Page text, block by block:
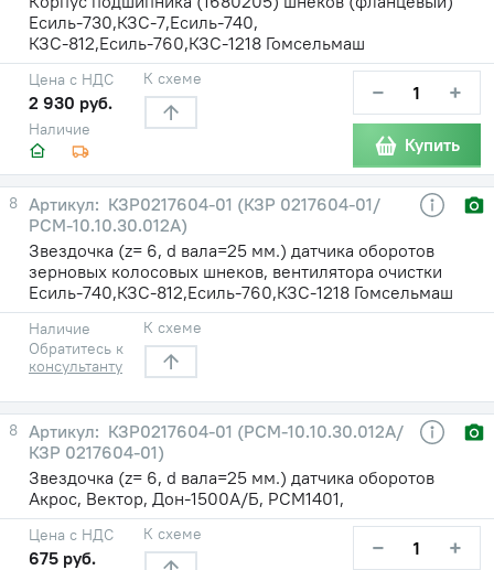
Есиль-730,КЗС-7,Есиль-740,
КЗС-812,Есиль-760,КЗС-1218 Гомсельмаш
Наличие
Цена с НДС
2 930 руб.
К схеме − +
Купить
8
КЗР0217604-01 (КЗР 0217604-01/
РСМ-10.10.30.012А)
Звездочка (z= 6, d вала=25 мм.) датчика оборотов
зерновых колосовых шнеков, вентилятора очистки
Есиль-740,КЗС-812,Есиль-760,КЗС-1218 Гомсельмаш
Наличие
Обратитесь к
консультанту
К схеме
8
КЗР0217604-01 (РСМ-10.10.30.012А/
КЗР 0217604-01)
Звездочка (z= 6, d вала=25 мм.) датчика оборотов
Акрос, Вектор, Дон-1500А/Б, РСМ1401,
Цена с НДС
675 руб.
К схеме − +